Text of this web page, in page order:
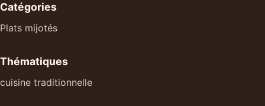
Catégories
Plats mijotés
Thématiques
cuisine traditionnelle